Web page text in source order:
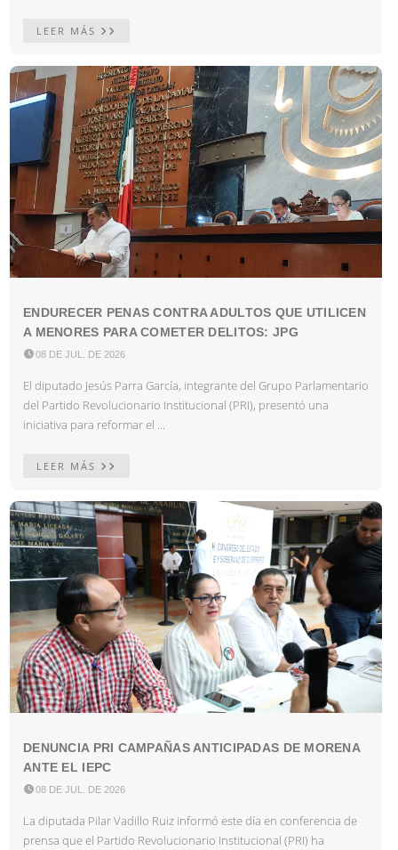
LEER MÁS
ENDURECER PENAS CONTRA ADULTOS QUE UTILICEN
A MENORES PARA COMETER DELITOS: JPG
08 DE JUL. DE 2026
El diputado Jesús Parra García, integrante del Grupo Parlamentario
del Partido Revolucionario Institucional (PRI), presentó una
iniciativa para reformar el ...
LEER MÁS
DENUNCIA PRI CAMPAÑAS ANTICIPADAS DE MORENA
ANTE EL IEPC
08 DE JUL. DE 2026
La diputada Pilar Vadillo Ruiz informó este día en conferencia de
prensa que el Partido Revolucionario Institucional (PRI) ha